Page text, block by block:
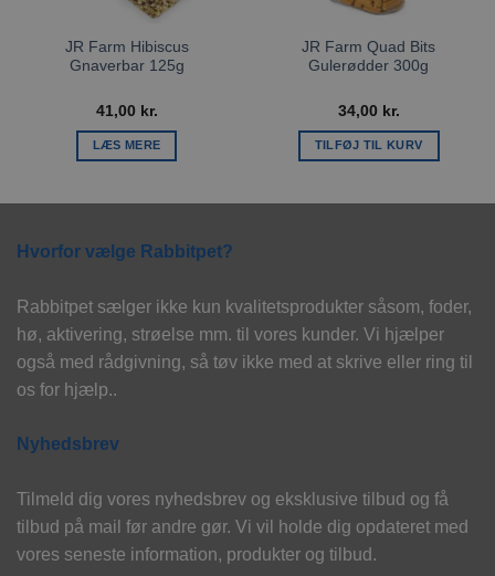
JR Farm Hibiscus
Gnaverbar 125g
41,00 kr.
LÆS MERE
JR Farm Quad Bits
Gulerødder 300g
34,00 kr.
TILFØJ TIL KURV
Hvorfor vælge Rabbitpet?
Rabbitpet sælger ikke kun kvalitetsprodukter såsom, foder,
hø, aktivering, strøelse mm. til vores kunder. Vi hjælper
også med rådgivning, så tøv ikke med at skrive eller ring til
os for hjælp..
Nyhedsbrev
Tilmeld dig vores nyhedsbrev og eksklusive tilbud og få
tilbud på mail før andre gør. Vi vil holde dig opdateret med
vores seneste information, produkter og tilbud.